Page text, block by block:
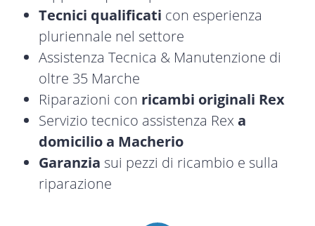
Tecnici qualificati con esperienza
pluriennale nel settore
Assistenza Tecnica & Manutenzione di
oltre 35 Marche
Riparazioni con ricambi originali Rex
Servizio tecnico assistenza Rexa
domicilio a Macherio
Garanzia sui pezzi di ricambio e sulla
riparazione